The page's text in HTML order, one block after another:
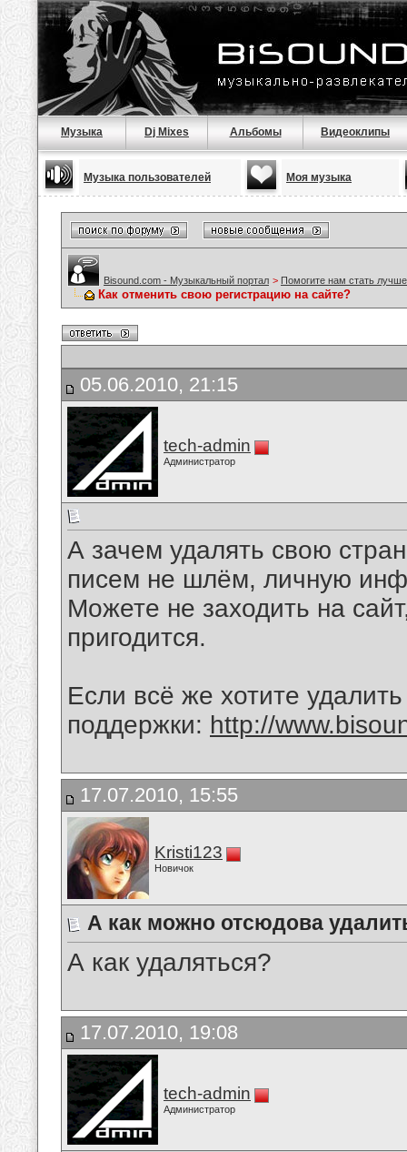
Музыка Dj Mixes Альбомы Видеоклипы
Музыка пользователей Моя музыка
Bisound.com - Музыкальный портал > Помогите нам стать
Как отменить свою регистрацию на сайте?
05.06.2010, 21:15
tech-admin
Администратор
А зачем удалять свою
писем не шлём, личную
Можете не заходить на
пригодится.
Если всё же хотите
поддержки: http://
17.07.2010, 15:55
Kristi123
Новичок
А как можно отсюдова
А как удаляться?
17.07.2010, 19:08
tech-admin
Администратор